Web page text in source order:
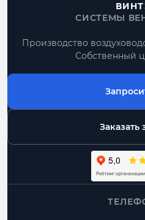
СИСТЕМЫ
Производство
Собственный
Заказать